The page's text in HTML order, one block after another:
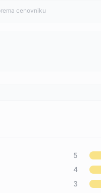
cenovniku
5
4
3